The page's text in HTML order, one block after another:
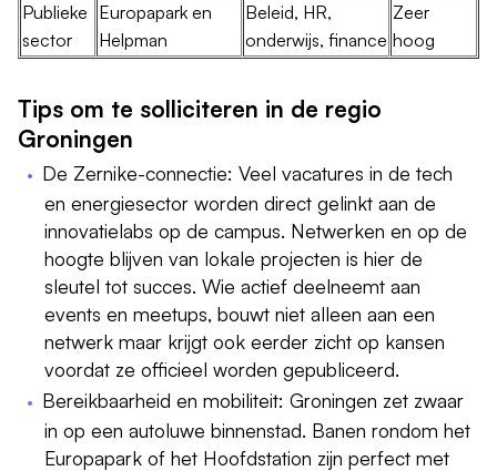
Publieke
sector
Europapark en
Helpman
Beleid, HR,
onderwijs, finance
Zeer
hoog
Tips om te solliciteren in de regio
Groningen
De Zernike-connectie: Veel vacatures in de tech
en energiesector worden direct gelinkt aan de
innovatielabs op de campus. Netwerken en op de
hoogte blijven van lokale projecten is hier de
sleutel tot succes. Wie actief deelneemt aan
events en meetups, bouwt niet alleen aan een
netwerk maar krijgt ook eerder zicht op kansen
voordat ze officieel worden gepubliceerd.
Bereikbaarheid en mobiliteit: Groningen zet zwaar
in op een autoluwe binnenstad. Banen rondom het
Europapark of het Hoofdstation zijn perfect met